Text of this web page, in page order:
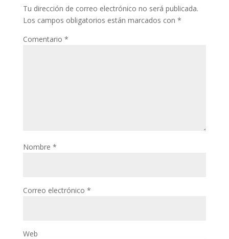
Tu dirección de correo electrónico no será publicada.
Los campos obligatorios están marcados con *
Comentario *
Nombre *
Correo electrónico *
Web